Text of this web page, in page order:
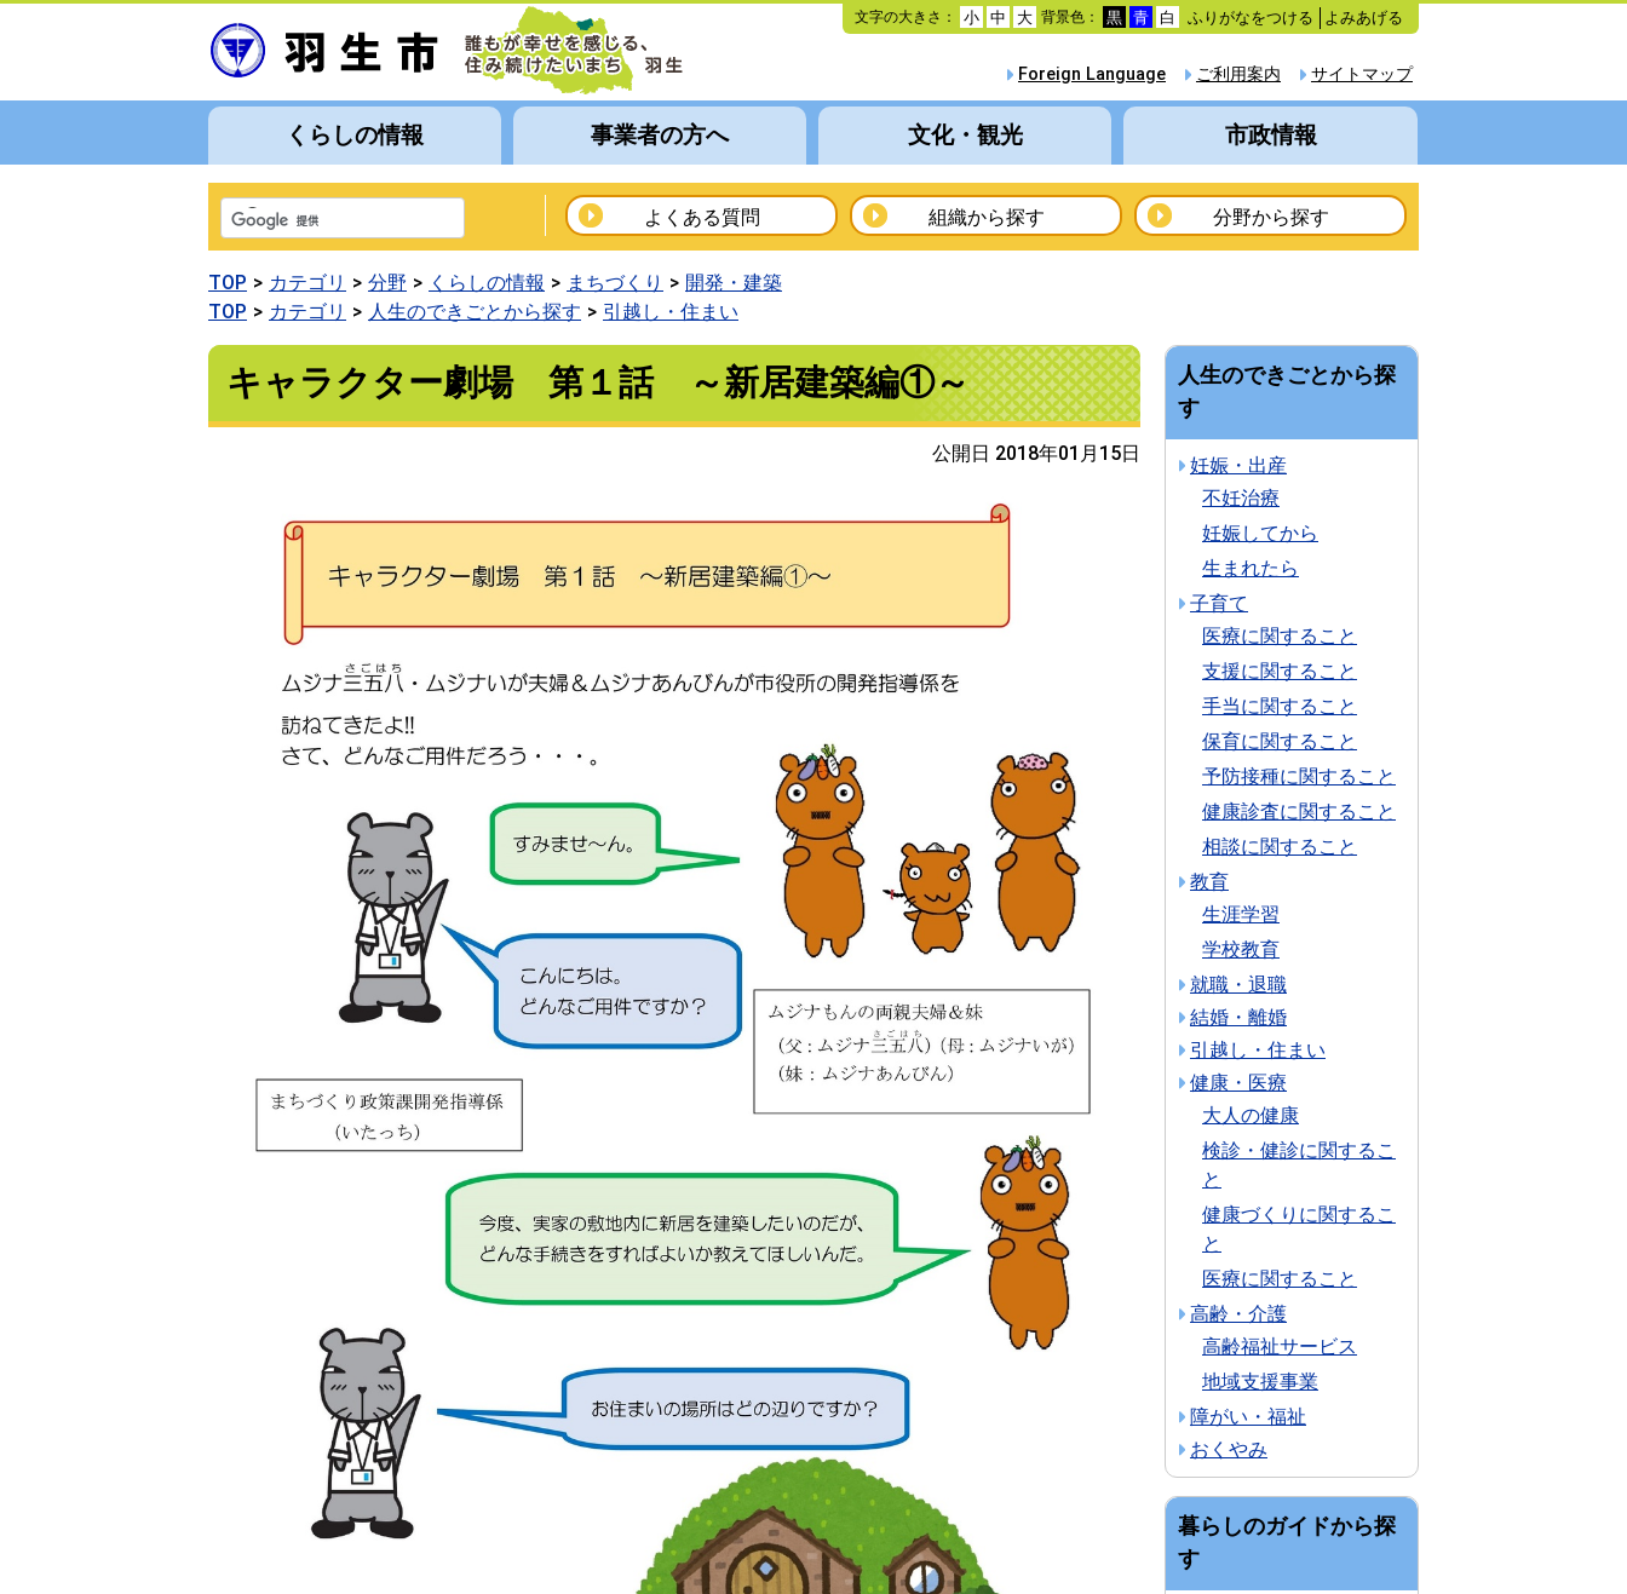
本
文
動
文字の大きさ： 小 中 大 背景色： 黒 青 白 ふりがなをつける よみあげる
サイトマップ
ご利用案内
Foreign Language
くらしの情報 事業者の方へ 文化・観光 市政情報
よくある質問 組織から探す 分野から探す
TOP カテゴリ 分野 くらしの情報 まちづくり
開発・建築
TOP
カテゴリ 人生のできごとから探す 引越し・住まい
キャラクター劇場 第１話 ～新居建築編①～
公開日 2018年01月15日
人生のできごとから探
す
妊娠・出産
不妊治療
妊娠してから
生まれたら
子育て
医療に関すること
支援に関すること
手当に関すること
保育に関すること
予防接種に関すること
健康診査に関すること
相談に関すること
教育
生涯学習
学校教育
就職・退職
結婚・離婚
引越し・住まい
健康・医療
大人の健康
検診・健診に関するこ
と
健康づくりに関するこ
と
医療に関すること
高齢・介護
高齢福祉サービス
地域支援事業
障がい・福祉
おくやみ
暮らしのガイドから探
す